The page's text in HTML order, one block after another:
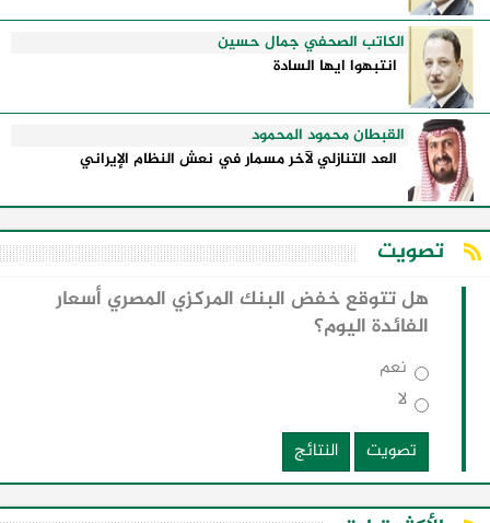
الكاتب الصحفي جمال حسين
انتبهوا ايها السادة
القبطان محمود المحمود
العد التنازلي لآخر مسمار في نعش النظام الإيراني
تصويت
هل تتوقع خفض البنك المركزي المصري أسعار
الفائدة اليوم؟
نعم
لا
تصويت
النتائج